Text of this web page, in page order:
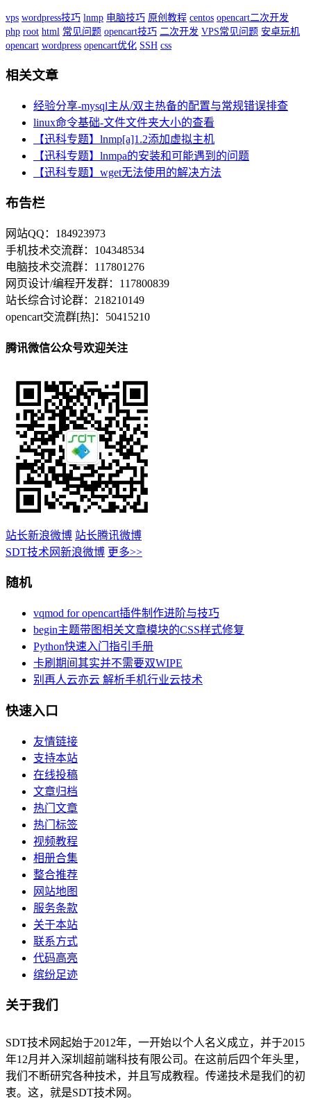
vps wordpress技巧 lnmp 电脑技巧 原创教程 centos opencart二次开发
php root html 常见问题 opencart技巧 二次开发 VPS常见问题 安卓玩机
opencart wordpress opencart优化 SSH css
相关文章
经验分享-mysql主从/双主热备的配置与常规错误排查
linux命令基础-文件文件夹大小的查看
【迅科专题】lnmp[a]1.2添加虚拟主机
【迅科专题】lnmpa的安装和可能遇到的问题
【迅科专题】wget无法使用的解决方法
布告栏
网站QQ：184923973
手机技术交流群：104348534
电脑技术交流群：117801276
网页设计/编程开发群：117800839
站长综合讨论群：218210149
opencart交流群[热]：50415210
腾讯微信公众号欢迎关注
站长新浪微博 站长腾讯微博
SDT技术网新浪微博 更多>>
随机
vqmod for opencart插件制作进阶与技巧
begin主题带图相关文章模块的CSS样式修复
Python快速入门指引手册
卡刷期间其实并不需要双WIPE
别再人云亦云 解析手机行业云技术
快速入口
友情链接
支持本站
在线投稿
文章归档
热门文章
热门标签
视频教程
相册合集
整合推荐
网站地图
服务条款
关于本站
联系方式
代码高亮
缤纷足迹
关于我们
SDT技术网起始于2012年，一开始以个人名义成立，并于2015
年12月并入深圳超前端科技有限公司。在这前后四个年头里，
我们不断研究各种技术，并且写成教程。传递技术是我们的初
衷。这，就是SDT技术网。